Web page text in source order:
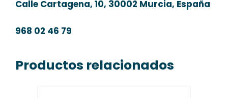
Calle Cartagena, 10, 30002 Murcia, España
968 02 46 79
Productos relacionados